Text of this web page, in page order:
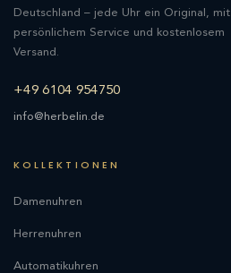
Deutschland – jede Uhr ein Original, mit
persönlichem Service und kostenlosem
Versand.
+49 6104 954750
info@herbelin.de
KOLLEKTIONEN
Damenuhren
Herrenuhren
Automatikuhren